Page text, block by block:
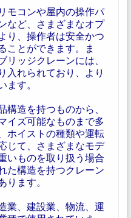
モコンや屋内の操作パ
など、さまざまなオプ
り、操作者は安全かつ
ことができます。ま
リッジクレーンには、
入れられており、より
ます。
造を持つものから、
イズ可能なものまで多
ホイストの種類や運転
じて、さまざまなモデ
いものを取り扱う場合
た構造を持つクレーン
ります。
業、建設業、物流、運